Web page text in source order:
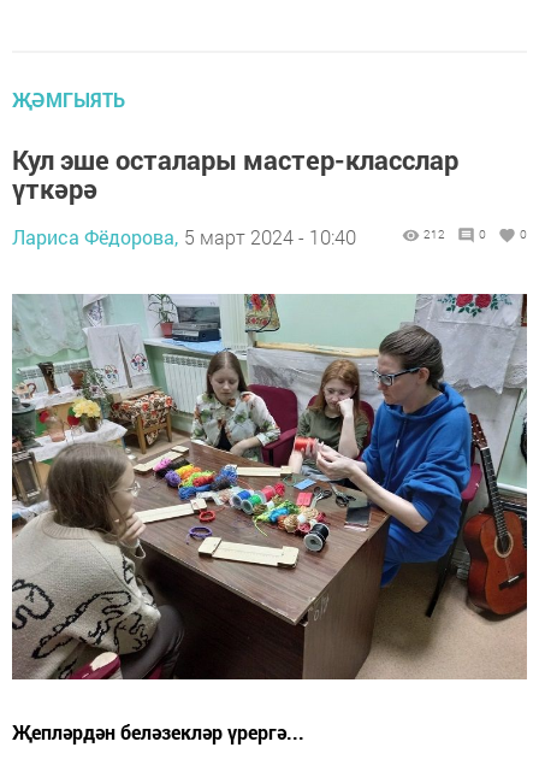
ҖӘМГЫЯТЬ
Кул эше осталары мастер-класслар
үткәрә
Лариса Фёдорова, 5 март 2024 - 10:40 212 0 0
Җепләрдән беләзекләр үрергә...